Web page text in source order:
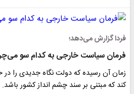
فردا گزارش می‌دهد؛
فرمان سیاست خارجی به کدام سو
زمان آن رسیده که دولت نگاه جدیدی را
کند که مبتنی بر سند چشم انداز کشور باشد.